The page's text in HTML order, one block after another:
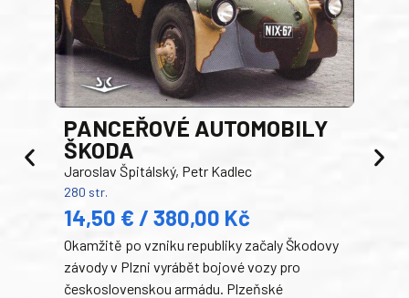
PANCEŘOVÉ AUTOMOBILY
ŠKODA
Jaroslav Špitálský, Petr Kadlec
280 str.
14,50 € / 380,00 Kč
Okamžitě po vzniku republiky začaly Škodovy
závody v Plzni vyrábět bojové vozy pro
československou armádu. Plzeňské